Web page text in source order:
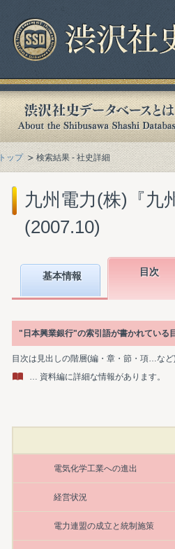
トップ 検索結果 - 社史詳細
九州電力(株)『九
(2007.10)
基本情報 目次
"日本興業銀行"の索引語が書かれている
目次は見出しの階層(編・章・節・項…な
… 資料編に詳細な情報があります。
電気化学工業への進出
経営状況
電力連盟の成立と統制施策